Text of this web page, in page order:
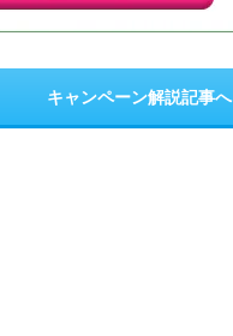
キャンペーン解説記事へ